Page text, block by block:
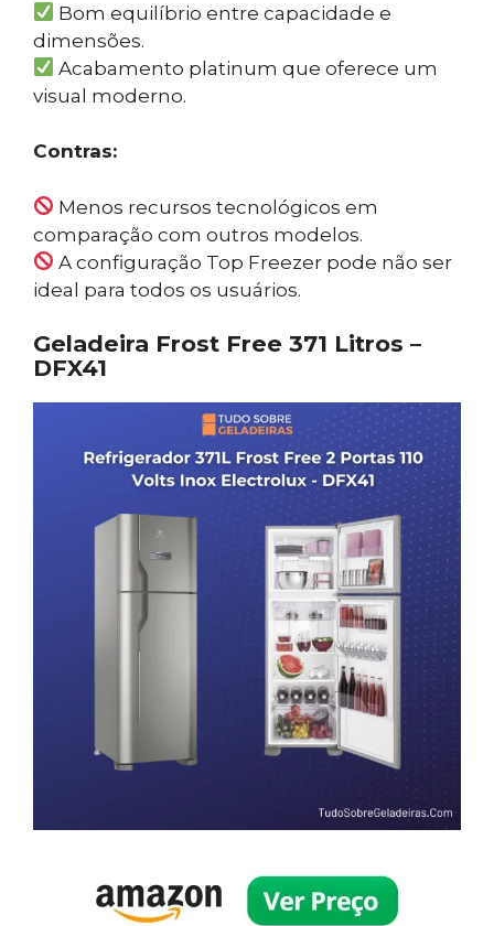
Bom equilíbrio entre capacidade e
dimensões.
Acabamento platinum que oferece um
visual moderno.
Contras:
Menos recursos tecnológicos em
comparação com outros modelos.
A configuração Top Freezer pode não ser
ideal para todos os usuários.
Geladeira Frost Free 371 Litros –
DFX41